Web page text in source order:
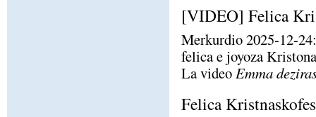
[VIDEO] Felica
Merkurdio 2025-12-
felica e joyoza
La videoEmma
Felica